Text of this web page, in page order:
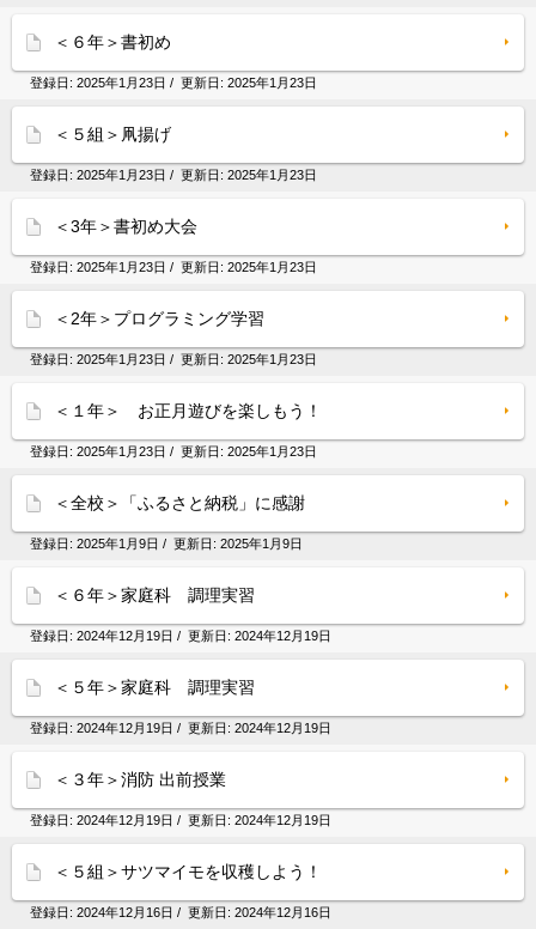
＜６年＞書初め
登録日: 2025年1月23日 / 更新日: 2025年1月23日
＜５組＞凧揚げ
登録日: 2025年1月23日 / 更新日: 2025年1月23日
＜3年＞書初め大会
登録日: 2025年1月23日 / 更新日: 2025年1月23日
＜2年＞プログラミング学習
登録日: 2025年1月23日 / 更新日: 2025年1月23日
＜１年＞ お正月遊びを楽しもう！
登録日: 2025年1月23日 / 更新日: 2025年1月23日
＜全校＞「ふるさと納税」に感謝
登録日: 2025年1月9日 / 更新日: 2025年1月9日
＜６年＞家庭科 調理実習
登録日: 2024年12月19日 / 更新日: 2024年12月19日
＜５年＞家庭科 調理実習
登録日: 2024年12月19日 / 更新日: 2024年12月19日
＜３年＞消防 出前授業
登録日: 2024年12月19日 / 更新日: 2024年12月19日
＜５組＞サツマイモを収穫しよう！
登録日: 2024年12月16日 / 更新日: 2024年12月16日